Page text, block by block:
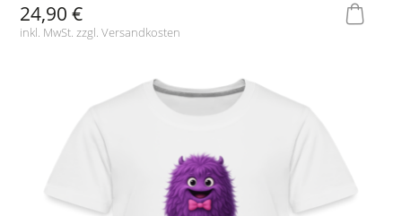
24,90 €
inkl. MwSt. zzgl.Versandkosten